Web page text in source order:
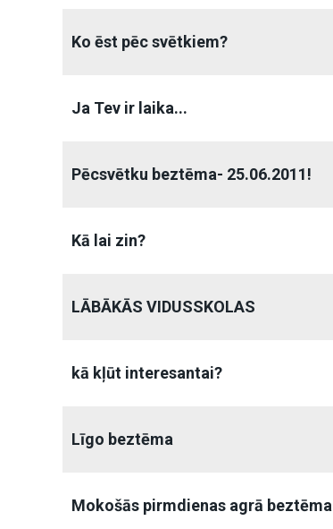
Ko ēst pēc svētkiem?
Ja Tev ir laika...
Pēcsvētku beztēma- 25.06.2011!
Kā lai zin?
LĀBĀKĀS VIDUSSKOLAS
kā kļūt interesantai?
Līgo beztēma
Mokošās pirmdienas agrā beztēma